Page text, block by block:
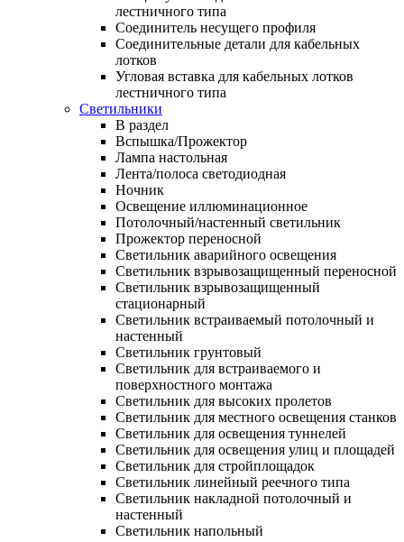
лестничного типа
Соединитель несущего профиля
Соединительные детали для кабельных
лотков
Угловая вставка для кабельных лотков
лестничного типа
Светильники
В раздел
Вспышка/Прожектор
Лампа настольная
Лента/полоса светодиодная
Ночник
Освещение иллюминационное
Потолочный/настенный светильник
Прожектор переносной
Светильник аварийного освещения
Светильник взрывозащищенный переносной
Светильник взрывозащищенный
стационарный
Светильник встраиваемый потолочный и
настенный
Светильник грунтовый
Светильник для встраиваемого и
поверхностного монтажа
Светильник для высоких пролетов
Светильник для местного освещения станков
Светильник для освещения туннелей
Светильник для освещения улиц и площадей
Светильник для стройплощадок
Светильник линейный реечного типа
Светильник накладной потолочный и
настенный
Светильник напольный